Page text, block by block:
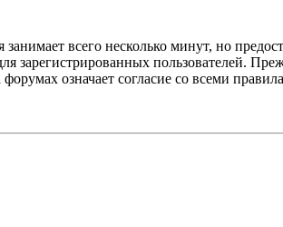
всего несколько минут, но
пользователей.
означает согласие со всеми